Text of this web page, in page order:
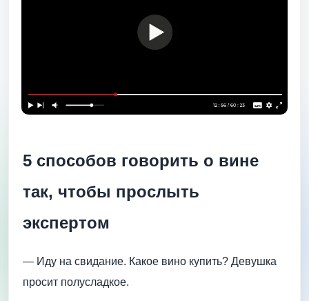
5 способов говорить о вине
так, чтобы прослыть
экспертом
— Иду на свидание. Какое вино купить? Девушка
просит полусладкое.